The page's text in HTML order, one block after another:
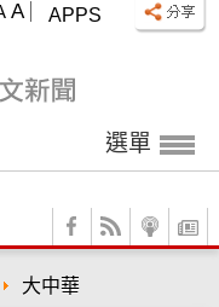
APPS
A
選單
大中華